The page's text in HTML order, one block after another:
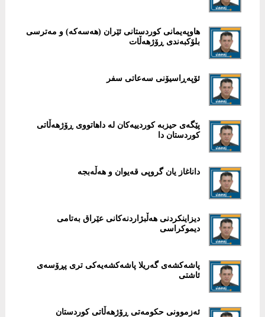
هاوپەیمانی كوردستانی ئێران (هەسەكە) و مەترسی
بلۆكبەندی ڕۆژهەڵات
ئۆپەڕاسیۆنی سەعاتی سفر
پێگەی حیزبە كوردییەكان لە داهاتووی ڕۆژهەڵاتی
كوردستان دا
داناغاز یان گروپی قەیوان و هەڵەبجە
دیزاینكردنی هەڵبژاردنەكانی عێراق بەتامی
دیموكراسی
پاشەكشەی گەریلا پاشەكشەیەكی تری پڕۆسەی
ئاشتی
ئەزموونی حكومەتی ڕۆژهەڵاتی كوردستان